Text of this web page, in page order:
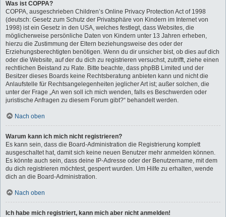
Was ist COPPA?
COPPA, ausgeschrieben Children’s Online Privacy Protection Act of 1998
(deutsch: Gesetz zum Schutz der Privatsphäre von Kindern im Internet von
1998) ist ein Gesetz in den USA, welches festlegt, dass Websites, die
möglicherweise persönliche Daten von Kindern unter 13 Jahren erheben,
hierzu die Zustimmung der Eltern beziehungsweise des oder der
Erziehungsberechtigten benötigen. Wenn du dir unsicher bist, ob dies auf dich
oder die Website, auf der du dich zu registrieren versuchst, zutrifft, ziehe einen
rechtlichen Beistand zu Rate. Bitte beachte, dass phpBB Limited und der
Besitzer dieses Boards keine Rechtsberatung anbieten kann und nicht die
Anlaufstelle für Rechtsangelegenheiten jeglicher Art ist; außer solchen, die
unter der Frage „An wen soll ich mich wenden, falls es Beschwerden oder
juristische Anfragen zu diesem Forum gibt?“ behandelt werden.
Nach oben
Warum kann ich mich nicht registrieren?
Es kann sein, dass die Board-Administration die Registrierung komplett
ausgeschaltet hat, damit sich keine neuen Benutzer mehr anmelden können.
Es könnte auch sein, dass deine IP-Adresse oder der Benutzername, mit dem
du dich registrieren möchtest, gesperrt wurden. Um Hilfe zu erhalten, wende
dich an die Board-Administration.
Nach oben
Ich habe mich registriert, kann mich aber nicht anmelden!